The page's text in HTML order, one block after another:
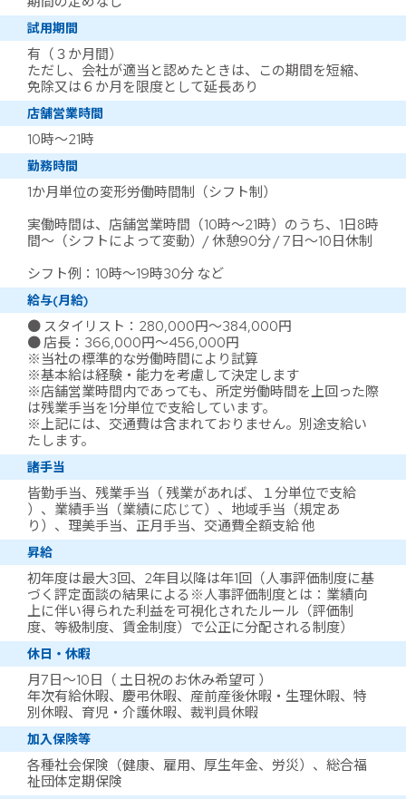
試用期間
有（３か月間）
ただし、会社が適当と認めたときは、この期間を短縮、
免除又は６か月を限度として延長あり
店舗営業時間
10時～21時
勤務時間
1か月単位の変形労働時間制（シフト制）
実働時間は、店舗営業時間（10時～21時）のうち、1日8時
間～（シフトによって変動）/ 休憩90分 / 7日～10日休制
シフト例：10時～19時30分 など
給与(月給)
● スタイリスト：280,000円～384,000円
● 店長：366,000円～456,000円
※当社の標準的な労働時間により試算
※基本給は経験・能力を考慮して決定します
※店舗営業時間内であっても、所定労働時間を上回った際
は残業手当を1分単位で支給しています。
※上記には、交通費は含まれておりません。別途支給い
たします。
諸手当
皆勤手当、残業手当（ 残業があれば、１分単位で支給
）、業績手当（業績に応じて）、地域手当（規定あ
り）、理美手当、正月手当、交通費全額支給 他
昇給
初年度は最大3回、2年目以降は年1回（人事評価制度に基
づく評定面談の結果による※人事評価制度とは：業績向
上に伴い得られた利益を可視化されたルール（評価制
度、等級制度、賃金制度）で公正に分配される制度）
休日・休暇
月7日～10日（ 土日祝のお休み希望可 ）
年次有給休暇、慶弔休暇、産前産後休暇・生理休暇、特
別休暇、育児・介護休暇、裁判員休暇
加入保険等
各種社会保険（健康、雇用、厚生年金、労災）、総合福
祉団体定期保険